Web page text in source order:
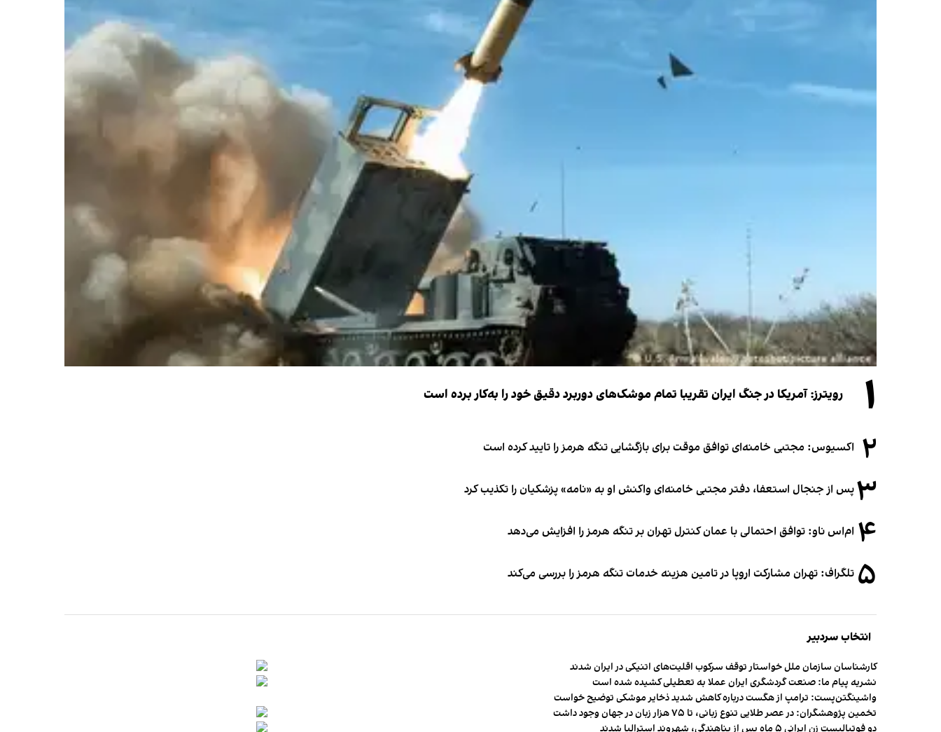
۱ رویترز: آمریکا در جنگ ایران تقریبا تمام موشک‌های دوربرد دقیق خود را به‌کار برده است
۲ اکسیوس: مجتبی خامنه‌ای توافق موقت برای بازگشایی تنگه هرمز را تایید کرده است
۳پس از جنجال استعفا، دفتر مجتبی خامنه‌ای واکنش او به «نامه» پزشکیان را تکذیب کرد
۴ ام‌اس ناو: توافق احتمالی با عمان کنترل تهران بر تنگه هرمز را افزایش می‌دهد
۵ تلگراف: تهران مشارکت اروپا در تامین هزینه خدمات تنگه هرمز را بررسی می‌کند
انتخاب سردبیر
کارشناسان سازمان ملل خواستار توقف سرکوب اقلیت‌های اتنیکی در ایران شدند
نشریه پیام ما: صنعت گردشگری ایران عملا به تعطیلی کشیده شده است
واشینگتن‌پست: ترامپ از هگست درباره کاهش شدید ذخایر موشکی توضیح خواست
تخمین پژوهشگران: در عصر طلایی تنوع زبانی، تا ۷۵ هزار زبان در جهان وجود داشت